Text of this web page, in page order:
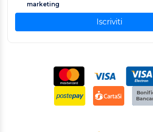
marketing
Iscriviti